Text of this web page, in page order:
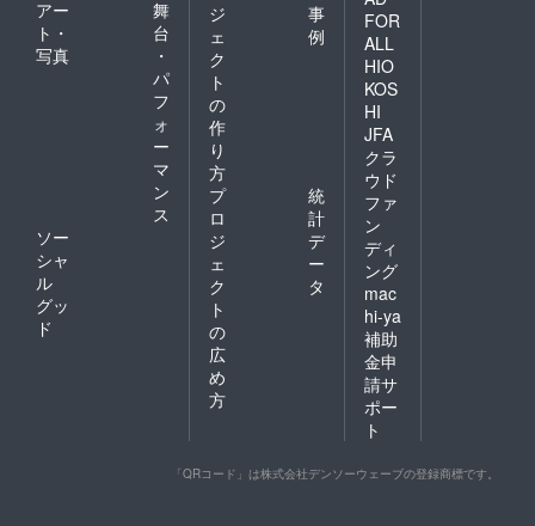
アー
ト・
写真
舞
台
・
パ
フ
ォ
ー
マ
ン
ス
ソー
シャ
ル
グッ
ド
ジ
ェ
ク
ト
の
作
り
方
事
例
プ
ロ
ジ
ェ
ク
ト
の
広
め
方
統
計
デ
ー
タ
FOR
ALL
HIO
KOS
HI
JFA
クラ
ウド
ファ
ン
ディ
ング
mac
hi-ya
補助
金申
請サ
ポー
ト
「QRコード」は株式会社デンソーウェーブの登録商標です。